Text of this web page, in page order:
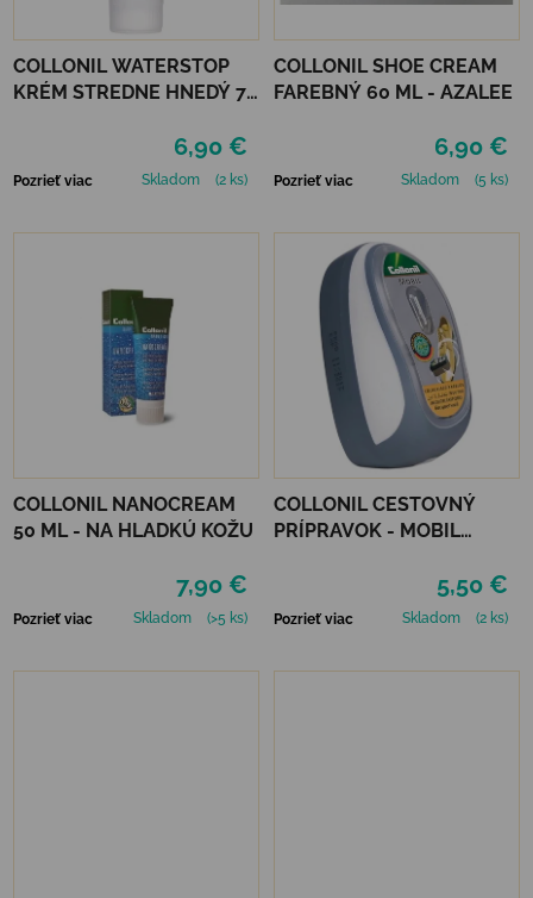
COLLONIL WATERSTOP
KRÉM STREDNE HNEDÝ 75
6,90 €
Pozrieť viac Skladom (2 ks)
COLLONIL SHOE CREAM
FAREBNÝ 60 ML - AZALEE
6,90 €
Pozrieť viac Skladom (5 ks)
COLLONIL NANOCREAM
50 ML - NA HLADKÚ KOŽU
7,90 €
Pozrieť viac Skladom (>5 ks)
COLLONIL CESTOVNÝ
PRÍPRAVOK - MOBIL
5,50 €
Pozrieť viac Skladom (2 ks)